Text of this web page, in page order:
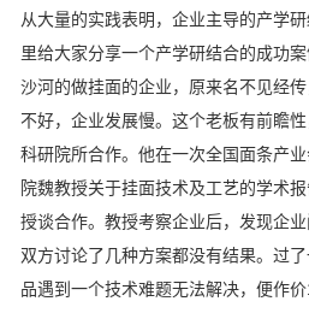
从大量的实践表明，企业主导的产学
里给大家分享一个产学研结合的成功
沙河的做挂面的企业，原来名不见经
不好，企业发展慢。这个老板有前瞻
科研院所合作。他在一次全国面条产
院魏教授关于挂面技术及工艺的学术
授谈合作。教授考察企业后，发现企业
双方讨论了几种方案都没有结果。过
品遇到一个技术难题无法解决，便作